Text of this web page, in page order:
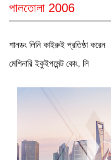
পালতোলা 2006
শানডং লিনি কাইরুই প্রতিষ্ঠা করেন
মেশিনারি ইকুইপমেন্ট কোং, লি